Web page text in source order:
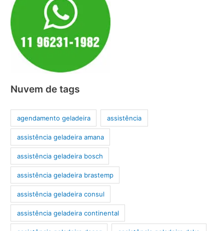
Nuvem de tags
agendamento geladeira assistência
assistência geladeira amana
assistência geladeira bosch
assistência geladeira brastemp
assistência geladeira consul
assistência geladeira continental